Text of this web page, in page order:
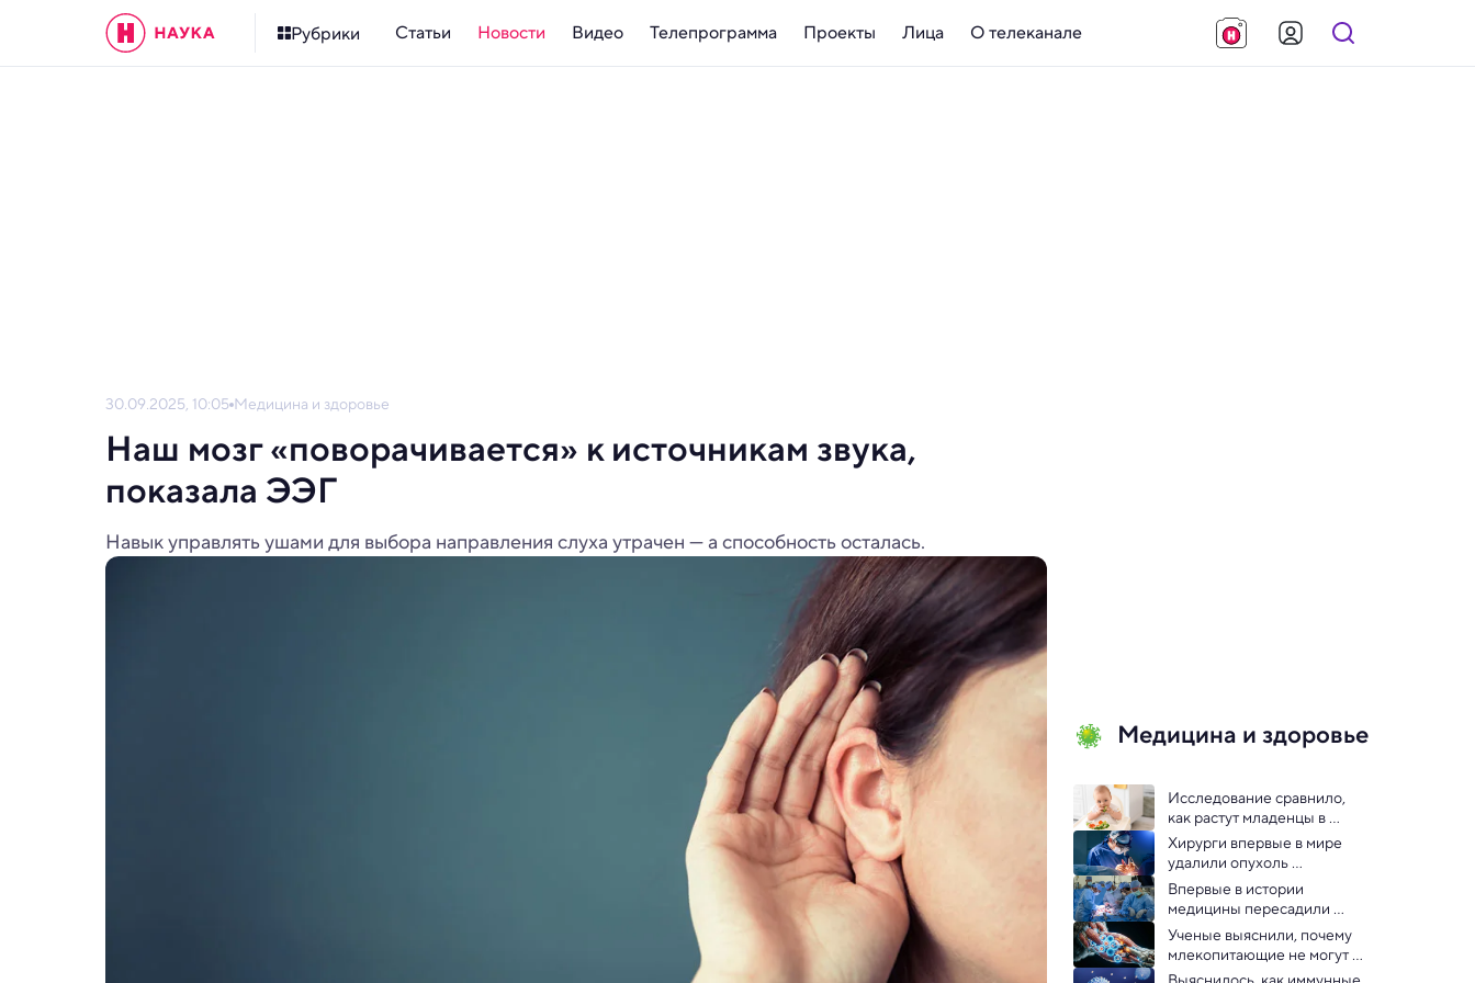
Рубрики Статьи Новости Видео Телепрограмма Проекты Лица О телеканале
30.09.2025, 10:05 Медицина и здоровье
Наш мозг «поворачивается» к источникам звука,
показала ЭЭГ
Навык управлять ушами для выбора направления слуха утрачен — а способность осталась.
Медицина и здоровье
Исследование сравнило,
как растут младенцы в
веганских и всеядных
семьях
Хирурги впервые в мире
удалили опухоль
позвоночника через глаз
Впервые в истории
медицины пересадили
мочевой пузырь
Ученые выяснили, почему
млекопитающие не могут
отращивать конечности